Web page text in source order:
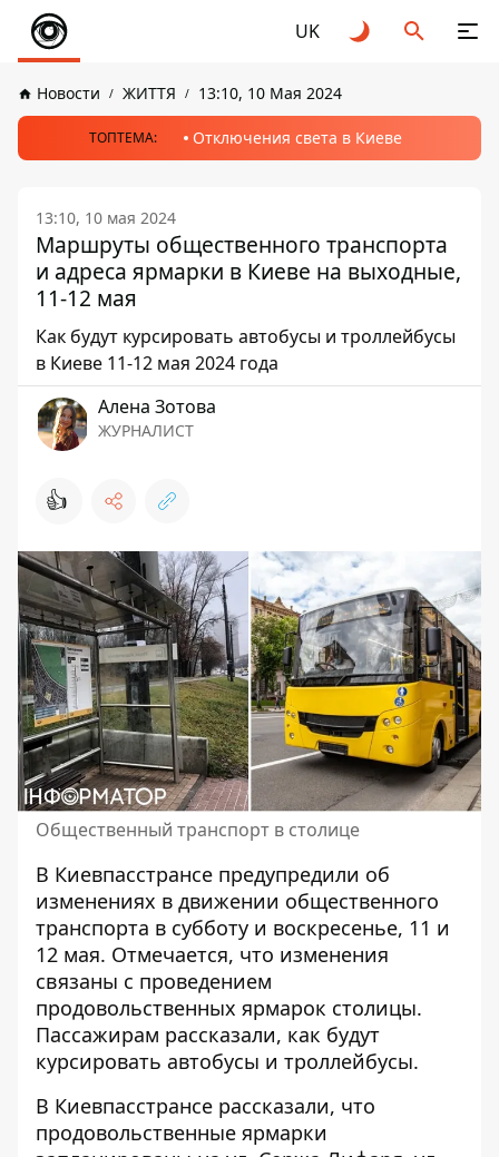
UK
Новости ЖИТТЯ 13:10, 10 Мая 2024
ТОПТЕМА: Отключения света в Киеве
13:10, 10 мая 2024
Маршруты общественного транспорта
и адреса ярмарки в Киеве на выходные,
11-12 мая
Как будут курсировать автобусы и троллейбусы
в Киеве 11-12 мая 2024 года
Алена Зотова
ЖУРНАЛИСТ
👍
Общественный транспорт в столице
В Киевпасстрансе предупредили об
изменениях в движении общественного
транспорта в субботу и воскресенье, 11 и
12 мая. Отмечается, что изменения
связаны с проведением
продовольственных ярмарок столицы.
Пассажирам рассказали, как будут
курсировать автобусы и троллейбусы.
В Киевпасстрансе рассказали, что
продовольственные ярмарки